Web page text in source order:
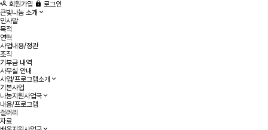
회원가입
로그인
큰빛나눔 소개
인사말
목적
연혁
사업내용/정관
조직
기부금 내역
사무실 안내
사업/프로그램소개
기본사업
나눔지원사업국
내용/프로그램
갤러리
자료